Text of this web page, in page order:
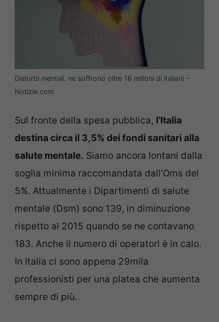
Disturbi mentali, ne soffrono oltre 16 milioni di italiani –
Notizie.com
Sul fronte della spesa pubblica, l’Italia
destina circa il 3,5% dei fondi sanitari alla
salute mentale. Siamo ancora lontani dalla
soglia minima raccomandata dall’Oms del
5%. Attualmente i Dipartimenti di salute
mentale (Dsm) sono 139, in diminuzione
rispetto al 2015 quando se ne contavano
183. Anche il numero di operatori è in calo.
In Italia ci sono appena 29mila
professionisti per una platea che aumenta
sempre di più.